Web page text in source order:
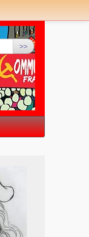
>>